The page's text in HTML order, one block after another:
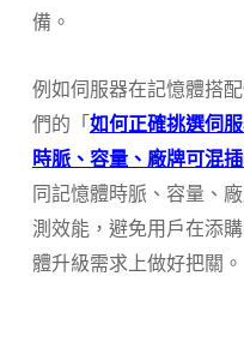
備。
例如伺服器在記憶體搭
們的「 如何正確挑選伺
時脈、容量、廠牌可混
同記憶體時脈、容量、
測效能，避免用戶在添
體升級需求上做好把關。